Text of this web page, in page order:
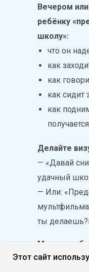
Вечером
ребёнку
школу»:
что он
как
как
как сидит
как
Делайте
— «Давай
удачный
— Или:
ты
Можно
ощущения:
Этот сайт